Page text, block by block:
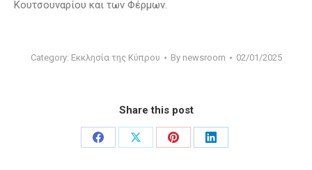
Κουτσουναρίου και των Φέρμων.
Category: Εκκλησία της Κύπρου By newsroom 02/01/2025
Share this post
Share
Share
Share
Share